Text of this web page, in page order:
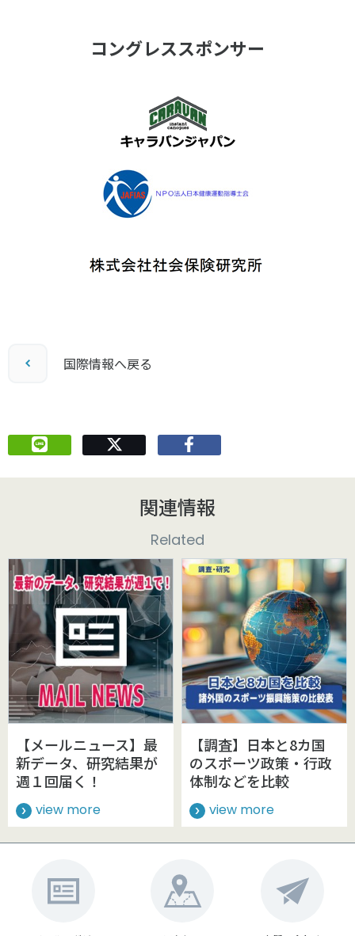
コングレススポンサー
国際情報へ戻る
関連情報
Related
【メールニュース】最
新データ、研究結果が
週１回届く！
view more
【調査】日本と8カ国
のスポーツ政策・行政
体制などを比較
view more